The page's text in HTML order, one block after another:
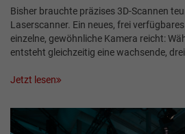
Bisher brauchte präzises 3D-Scannen
Laserscanner. Ein neues, frei
einzelne, gewöhnliche Kamera reicht:
entsteht gleichzeitig eine wachsende,
Jetzt lesen